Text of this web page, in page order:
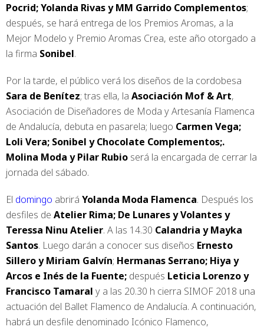
Pocrid; Yolanda Rivas y MM Garrido Complementos;
después, se hará entrega de los Premios Aromas, a la
Mejor Modelo y Premio Aromas Crea, este año otorgado a
la firma Sonibel.
Por la tarde, el público verá los diseños de la cordobesa
Sara de Benítez; tras ella, la Asociación Mof & Art,
Asociación de Diseñadores de Moda y Artesanía Flamenca
de Andalucía, debuta en pasarela; luego Carmen Vega;
Loli Vera; Sonibel y Chocolate Complementos;.
Molina Moda y Pilar Rubio será la encargada de cerrar la
jornada del sábado.
El domingo abrirá Yolanda Moda Flamenca. Después los
desfiles de Atelier Rima; De Lunares y Volantes y
Teressa Ninu Atelier. A las 14.30 Calandria y Mayka
Santos. Luego darán a conocer sus diseños Ernesto
Sillero y Miriam Galvín; Hermanas Serrano; Hiya y
Arcos e Inés de la Fuente; después Leticia Lorenzo y
Francisco Tamaral y a las 20.30 h cierra SIMOF 2018 una
actuación del Ballet Flamenco de Andalucía. A continuación,
habrá un desfile denominado Icónico Flamenco,